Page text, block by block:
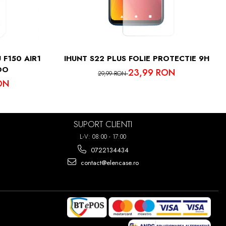
F150 AIR1
IHUNT S22 PLUS FOLIE PROTECTIE 9H
29,99 RON23,99 RON
SUPORT CLIENTI
L-V: 08:00 - 17:00
0722134434
contact@elencase.ro